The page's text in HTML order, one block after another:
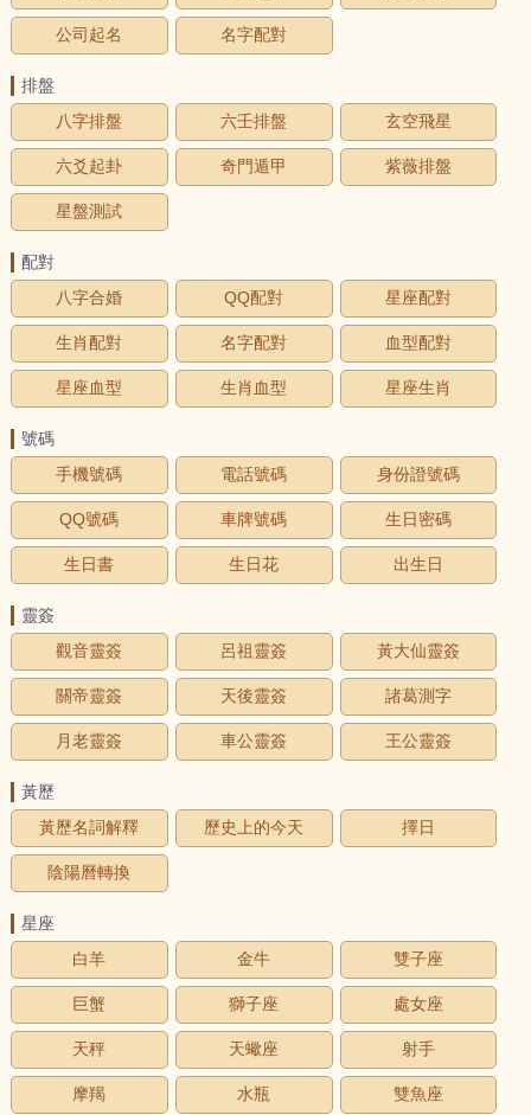
公司起名 名字配對
排盤
八字排盤
六壬排盤 玄空飛星
六爻起卦 奇門遁甲 紫薇排盤
星盤測試
配對
八字合婚
QQ配對 星座配對
生肖配對 名字配對 血型配對
星座血型 生肖血型 星座生肖
號碼
手機號碼
電話號碼 身份證號碼
QQ號碼 車牌號碼 生日密碼
生日書 生日花 出生日
靈簽
觀音靈簽
呂祖靈簽 黃大仙靈簽
關帝靈簽 天後靈簽 諸葛測字
月老靈簽 車公靈簽 王公靈簽
黃歷
黃歷名詞解釋
歷史上的今天 擇日
陰陽曆轉換
星座
白羊
金牛 雙子座
巨蟹 獅子座 處女座
天秤 天蠍座 射手
摩羯 水瓶 雙魚座